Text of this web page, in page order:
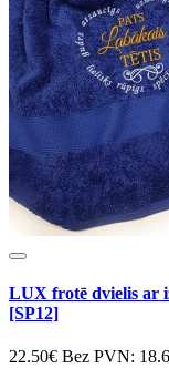
LUX frotē dvielis ar
[SP12]
22.50€ Bez PVN: